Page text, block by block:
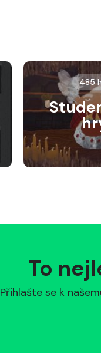
485
To
Přihlašte se k